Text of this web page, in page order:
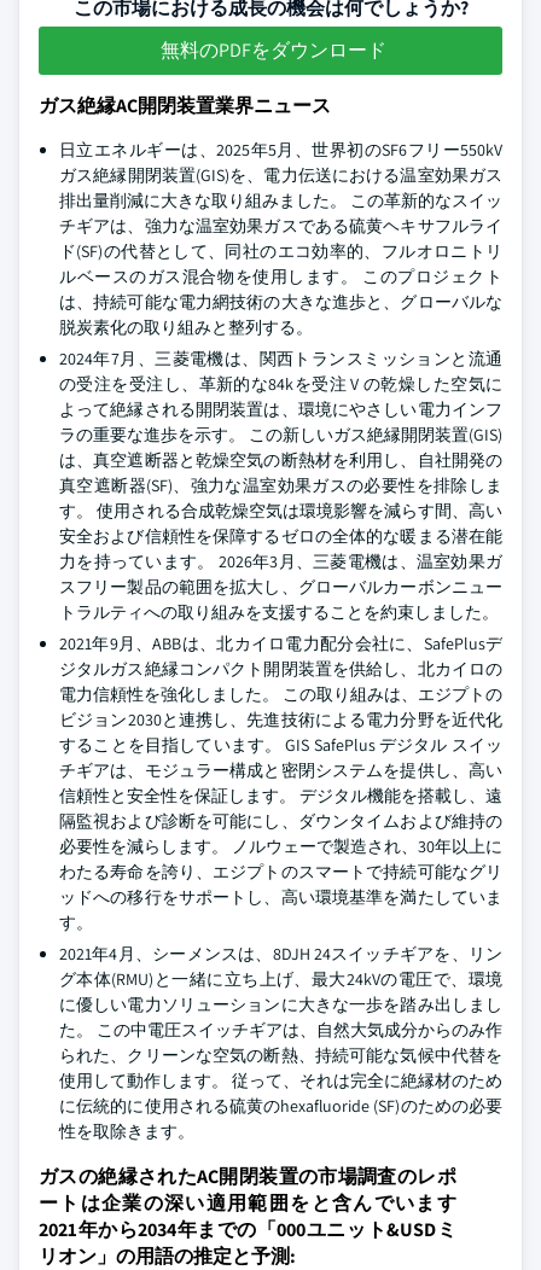
この市場における成長の機会は何でしょうか?
無料のPDFをダウンロード
ガス絶縁AC開閉装置業界ニュース
日立エネルギーは、2025年5月、世界初のSF6フリー550kV
ガス絶縁開閉装置(GIS)を、電力伝送における温室効果ガス
排出量削減に大きな取り組みました。 この革新的なスイッ
チギアは、強力な温室効果ガスである硫黄ヘキサフルライ
ド(SF)の代替として、同社のエコ効率的、フルオロニトリ
ルベースのガス混合物を使用します。 このプロジェクト
は、持続可能な電力網技術の大きな進歩と、グローバルな
脱炭素化の取り組みと整列する。
2024年7月、三菱電機は、関西トランスミッションと流通
の受注を受注し、革新的な84kを受注 V の乾燥した空気に
よって絶縁される開閉装置は、環境にやさしい電力インフ
ラの重要な進歩を示す。 この新しいガス絶縁開閉装置(GIS)
は、真空遮断器と乾燥空気の断熱材を利用し、自社開発の
真空遮断器(SF)、強力な温室効果ガスの必要性を排除しま
す。 使用される合成乾燥空気は環境影響を減らす間、高い
安全および信頼性を保障するゼロの全体的な暖まる潜在能
力を持っています。 2026年3月、三菱電機は、温室効果ガ
スフリー製品の範囲を拡大し、グローバルカーボンニュー
トラルティへの取り組みを支援することを約束しました。
2021年9月、ABBは、北カイロ電力配分会社に、SafePlusデ
ジタルガス絶縁コンパクト開閉装置を供給し、北カイロの
電力信頼性を強化しました。 この取り組みは、エジプトの
ビジョン2030と連携し、先進技術による電力分野を近代化
することを目指しています。 GIS SafePlus デジタル スイッ
チギアは、モジュラー構成と密閉システムを提供し、高い
信頼性と安全性を保証します。 デジタル機能を搭載し、遠
隔監視および診断を可能にし、ダウンタイムおよび維持の
必要性を減らします。 ノルウェーで製造され、30年以上に
わたる寿命を誇り、エジプトのスマートで持続可能なグリ
ッドへの移行をサポートし、高い環境基準を満たしていま
す。
2021年4月、シーメンスは、8DJH 24スイッチギアを、リン
グ本体(RMU)と一緒に立ち上げ、最大24kVの電圧で、環境
に優しい電力ソリューションに大きな一歩を踏み出しまし
た。 この中電圧スイッチギアは、自然大気成分からのみ作
られた、クリーンな空気の断熱、持続可能な気候中代替を
使用して動作します。 従って、それは完全に絶縁材のため
に伝統的に使用される硫黄のhexafluoride (SF)のための必要
性を取除きます。
ガスの絶縁されたAC開閉装置の市場調査のレポ
ートは企業の深い適用範囲をと含んでいます
2021年から2034年までの「000ユニット&USDミ
リオン」の用語の推定と予測: